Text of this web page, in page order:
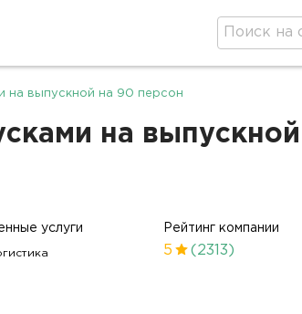
на выпускной на 90 персон
на выпускной
услуги Рейтинг компании
5 (2313)